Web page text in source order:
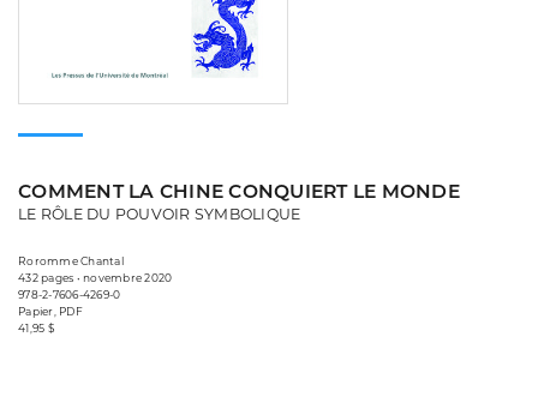
COMMENT LA CHINE CONQUIERT LE MONDE
LE RÔLE DU POUVOIR SYMBOLIQUE
Roromme Chantal
432 pages • novembre 2020
978-2-7606-4269-0
Papier, PDF
41,95 $